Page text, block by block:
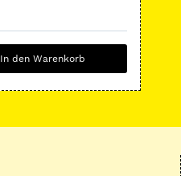
In den Warenkorb